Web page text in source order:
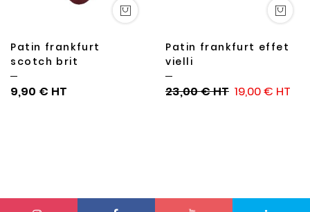
Patin frankfurt
scotch brit
9,90 €
Patin frankfurt effet
vielli
19,00 €
23,00 €